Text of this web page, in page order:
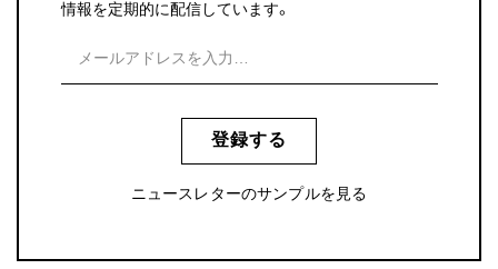
情報を定期的に配信しています。
登録する
ニュースレターのサンプルを見る